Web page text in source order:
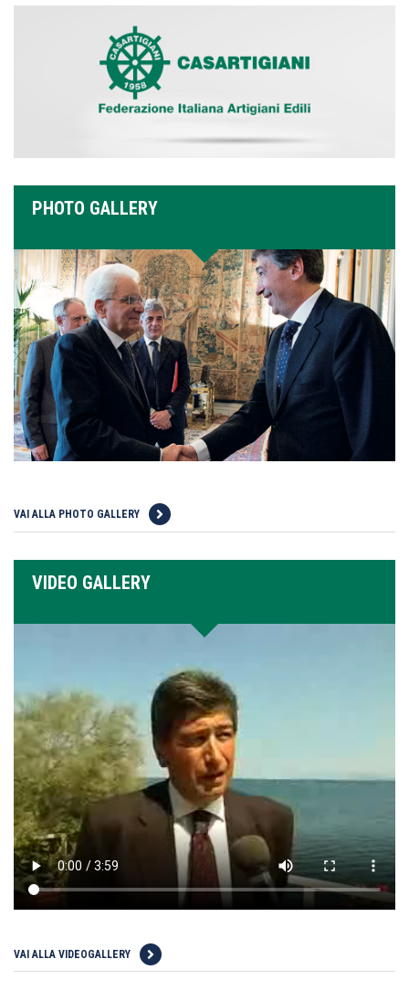
PHOTO GALLERY
VAI ALLA PHOTO GALLERY
VIDEO GALLERY
VAI ALLA VIDEOGALLERY